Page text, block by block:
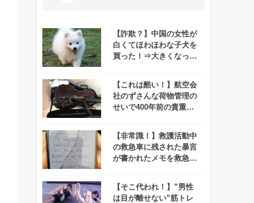
【詐欺？】中国の女性が
白くてほわほわな子犬を
買った！⇒大きくなって
【これは酷い！】航空会
社のずさんな荷物管理の
せいで400年前の貴重な
【非常識！】救護活動中
の救急車に残された暴言
が書かれたメモを救急隊
ハで逮捕される！
【そこ代われ！】”男性
は目が離せない”筋トレ